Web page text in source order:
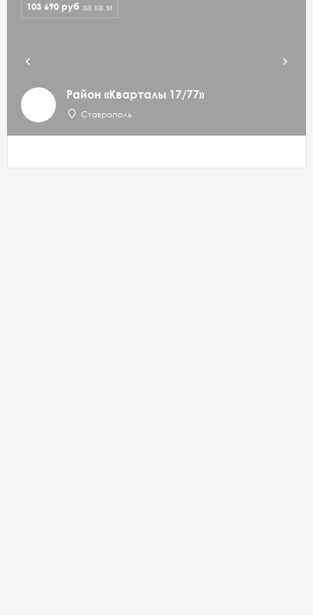
Район «Кварталы 17/77»
Ставрополь
103 690 руб за кв.м